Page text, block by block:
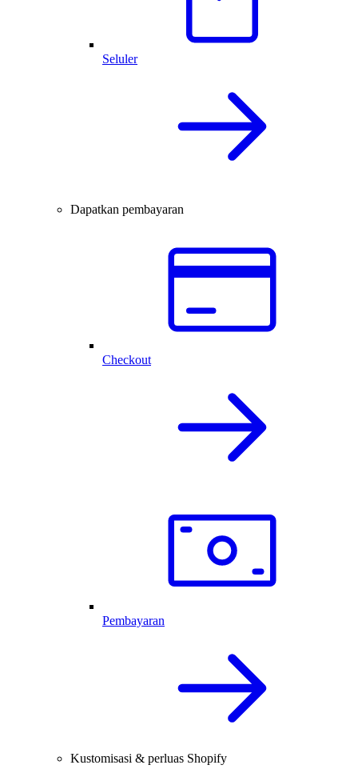
Seluler
Dapatkan pembayaran
Checkout
Pembayaran
Kustomisasi & perluas Shopify